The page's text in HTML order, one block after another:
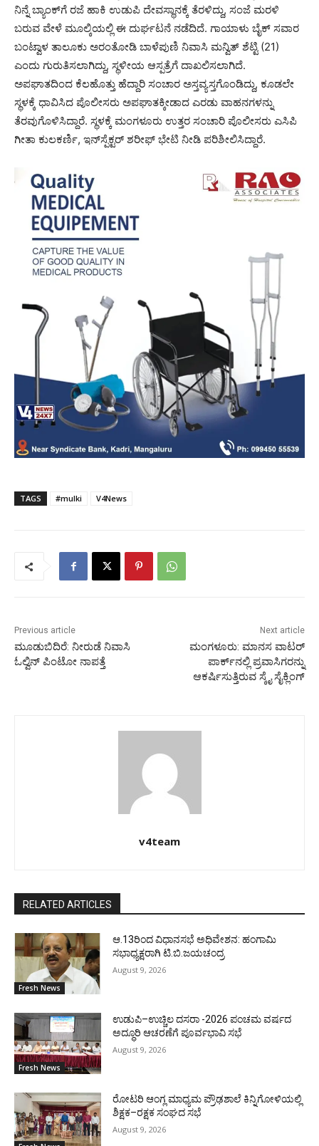
ನಿನ್ನೆ ಬ್ಯಾಂಕ್‌ಗೆ ರಜೆ ಹಾಕಿ ಉಡುಪಿ ದೇವಸ್ಥಾನಕ್ಕೆ ತೆರಳಿದ್ದು, ಸಂಜೆ ಮರಳಿ
ಬರುವ ವೇಳೆ ಮೂಲ್ಕಿಯಲ್ಲಿ ಈ ದುರ್ಘಟನೆ ನಡೆದಿದೆ. ಗಾಯಾಳು ಬೈಕ್ ಸವಾರ
ಬಂಟ್ವಾಳ ತಾಲೂಕು ಅರಂತೋಡಿ ಬಾಳೆಪುಣಿ ನಿವಾಸಿ ಮನ್ವಿತ್ ಶೆಟ್ಟಿ (21)
ಎಂದು ಗುರುತಿಸಲಾಗಿದ್ದು, ಸ್ಥಳೀಯ ಆಸ್ಪತ್ರೆಗೆ ದಾಖಲಿಸಲಾಗಿದೆ.
ಅಪಘಾತದಿಂದ ಕೆಲಹೊತ್ತು ಹೆದ್ದಾರಿ ಸಂಚಾರ ಅಸ್ತವ್ಯಸ್ತಗೊಂಡಿದ್ದು, ಕೂಡಲೇ
ಸ್ಥಳಕ್ಕೆ ಧಾವಿಸಿದ ಪೊಲೀಸರು ಅಪಘಾತಕ್ಕೀಡಾದ ಎರಡು ವಾಹನಗಳನ್ನು
ತೆರವುಗೊಳಿಸಿದ್ದಾರೆ. ಸ್ಥಳಕ್ಕೆ ಮಂಗಳೂರು ಉತ್ತರ ಸಂಚಾರಿ ಪೊಲೀಸರು ಎಸಿಪಿ
ಗೀತಾ ಕುಲಕರ್ಣಿ, ಇನ್‌ಸ್ಪೆಕ್ಟರ್ ಶರೀಫ್ ಭೇಟಿ ನೀಡಿ ಪರಿಶೀಲಿಸಿದ್ದಾರೆ.
TAGS #mulki V4News
Previous article
ಮೂಡುಬಿದಿರೆ: ನೀರುಡೆ ನಿವಾಸಿ
ಓಲ್ವಿನ್ ಪಿಂಟೋ ನಾಪತ್ತೆ
Next article
ಮಂಗಳೂರು: ಮಾನಸ ವಾಟರ್
ಪಾರ್ಕ್‍ನಲ್ಲಿ ಪ್ರವಾಸಿಗರನ್ನು
ಆಕರ್ಷಿಸುತ್ತಿರುವ ಸ್ಕೈ ಸೈಕ್ಲಿಂಗ್
v4team
RELATED ARTICLES
Fresh News
ಆ.13ರಿಂದ ವಿಧಾನಸಭೆ ಅಧಿವೇಶನ: ಹಂಗಾಮಿ
ಸಭಾಧ್ಯಕ್ಷರಾಗಿ ಟಿ.ಬಿ.ಜಯಚಂದ್ರ
August 9, 2026
Fresh News
ಉಡುಪಿ–ಉಚ್ಚಿಲ ದಸರಾ -2026 ಪಂಚಮ ವರ್ಷದ
ಅದ್ಧೂರಿ ಆಚರಣೆಗೆ ಪೂರ್ವಭಾವಿ ಸಭೆ
August 9, 2026
ರೋಟರಿ ಆಂಗ್ಲ ಮಾಧ್ಯಮ ಪ್ರೌಢಶಾಲೆ ಕಿನ್ನಿಗೋಳಿಯಲ್ಲಿ
ಶಿಕ್ಷಕ–ರಕ್ಷಕ ಸಂಘದ ಸಭೆ
August 9, 2026